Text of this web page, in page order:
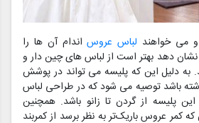
می خواهند لباس عروساندام آن ها را
نشان دهد بهتر است از لباس های چین دار و
به دلیل این که پلیسه می تواند در پوشش
باشد توصیه می شود که در طراحی لباس
پلیسه از گردن تا زانو باشد. همچنین
کمر عروس باریک‌تر به نظر برسد از کمربند